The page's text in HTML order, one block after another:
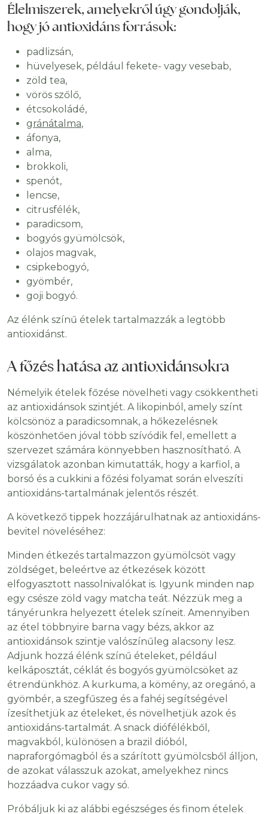
Élelmiszerek, amelyekről úgy gondolják,
hogy jó antioxidáns források:
padlizsán,
hüvelyesek, például fekete- vagy vesebab,
zöld tea,
vörös szőlő,
étcsokoládé,
gránátalma,
áfonya,
alma,
brokkoli,
spenót,
lencse,
citrusfélék,
paradicsom,
bogyós gyümölcsök,
olajos magvak,
csipkebogyó,
gyömbér,
goji bogyó.
Az élénk színű ételek tartalmazzák a legtöbb
antioxidánst.
A főzés hatása az antioxidánsokra
Némelyik ételek főzése növelheti vagy csökkentheti
az antioxidánsok szintjét. A likopinból, amely színt
kölcsönöz a paradicsomnak, a hőkezelésnek
köszönhetően jóval több szívódik fel, emellett a
szervezet számára könnyebben hasznosítható. A
vizsgálatok azonban kimutatták, hogy a karfiol, a
borsó és a cukkini a főzési folyamat során elveszíti
antioxidáns-tartalmának jelentős részét.
A következő tippek hozzájárulhatnak az antioxidáns-
bevitel növeléséhez:
Minden étkezés tartalmazzon gyümölcsöt vagy
zöldséget, beleértve az étkezések között
elfogyasztott nassolnivalókat is. Igyunk minden nap
egy csésze zöld vagy matcha teát. Nézzük meg a
tányérunkra helyezett ételek színeit. Amennyiben
az étel többnyire barna vagy bézs, akkor az
antioxidánsok szintje valószínűleg alacsony lesz.
Adjunk hozzá élénk színű ételeket, például
kelkáposztát, céklát és bogyós gyümölcsöket az
étrendünkhöz. A kurkuma, a kömény, az oregánó, a
gyömbér, a szegfűszeg és a fahéj segítségével
ízesíthetjük az ételeket, és növelhetjük azok és
antioxidáns-tartalmát. A snack diófélékből,
magvakból, különösen a brazil dióból,
napraforgómagból és a szárított gyümölcsből álljon,
de azokat válasszuk azokat, amelyekhez nincs
hozzáadva cukor vagy só.
Próbáljuk ki az alábbi egészséges és finom ételek